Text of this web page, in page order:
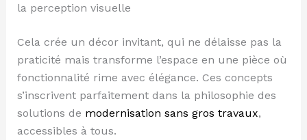
la perception visuelle
Cela crée un décor invitant, qui ne délaisse pas la
praticité mais transforme l’espace en une pièce où
fonctionnalité rime avec élégance. Ces concepts
s’inscrivent parfaitement dans la philosophie des
solutions de modernisation sans gros travaux,
accessibles à tous.